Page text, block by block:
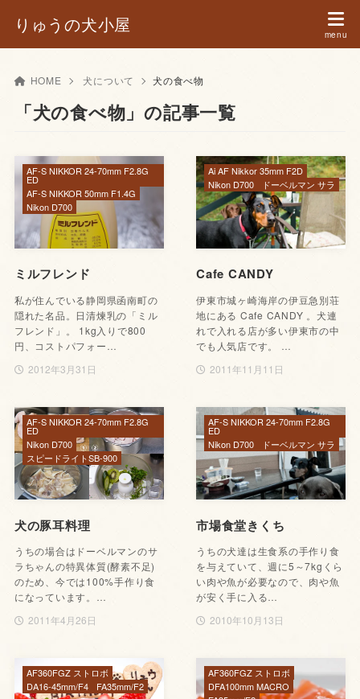
りゅうの犬小屋
HOME 犬について 犬の食べ物
「犬の食べ物」の記事一覧
ミルフレンド
私が住んでいる静岡県函南町の
隠れた名品。日清煉乳の「ミル
フレンド」。 1kg入りで800
円、コストパフォー…
2012年3月31日
AF-S NIKKOR 24-70mm F2.8G
ED
AF-S NIKKOR 50mm F1.4G
Nikon D700
Cafe CANDY
伊東市城ヶ崎海岸の伊豆急別荘
地にある Cafe CANDY 。犬連
れで入れる店が多い伊東市の中
でも人気店です。 …
2011年11月11日
Ai AF Nikkor 35mm F2D
Nikon D700
ドーベルマン サラ
犬の豚耳料理
うちの場合はドーベルマンのサ
ラちゃんの特異体質(酵素不足)
のため、今では100%手作り食
になっています。…
2011年4月26日
AF-S NIKKOR 24-70mm F2.8G
ED
Nikon D700
スピードライトSB-900
市場食堂きくち
うちの犬達は生食系の手作り食
を与えていて、週に5～7kgくら
い肉や魚が必要なので、肉や魚
が安く手に入る…
2010年10月13日
AF-S NIKKOR 24-70mm F2.8G
ED
Nikon D700
ドーベルマン サラ
AF360FGZ ストロボ
DA16-45mm/F4
FA35mm/F2
AF360FGZ ストロボ
DFA100mm MACRO